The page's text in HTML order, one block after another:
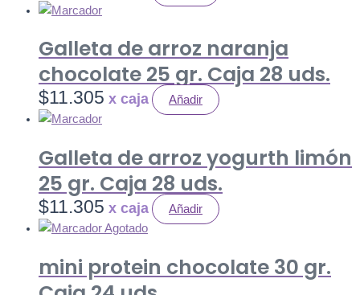
Galleta de arroz naranja
chocolate 25 gr. Caja 28 uds.
$11.305 Añadir
Galleta de arroz yogurth limón
25 gr. Caja 28 uds.
$11.305
Añadir
Agotado
mini protein chocolate 30 gr.